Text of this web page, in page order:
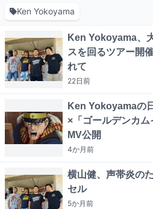
Ken Yokoyama
Ken Yokoyama、
スを回るツアー開
れて
22日前
Ken Yokoyamaの
×「ゴールデンカ
MV公開
4か月前
横山健、声帯炎の
セル
5か月前